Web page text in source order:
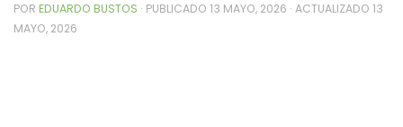
POR EDUARDO BUSTOS · PUBLICADO 13 MAYO, 2026 · ACTUALIZADO 13
MAYO, 2026